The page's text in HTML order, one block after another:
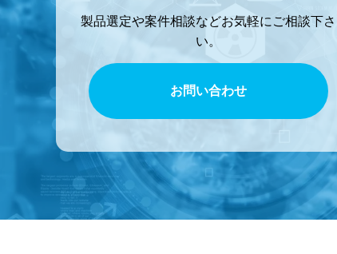
製品選定や案件相談などお気軽にご相談下さ
い。
お問い合わせ